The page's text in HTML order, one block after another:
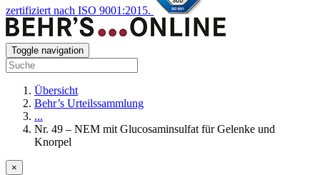
zertifiziert nach ISO 9001:2015.
Toggle navigation
Übersicht
Behr’s Urteilssammlung
...
Nr. 49 – NEM mit Glucosaminsulfat für Gelenke und
Knorpel
×